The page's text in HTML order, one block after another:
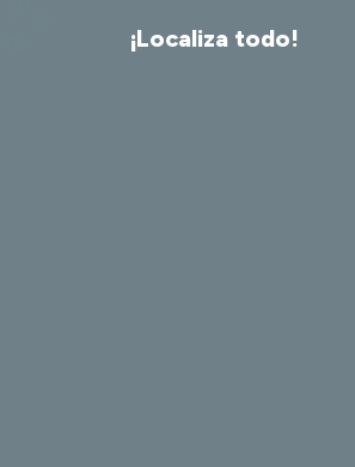
¡Localiza todo!